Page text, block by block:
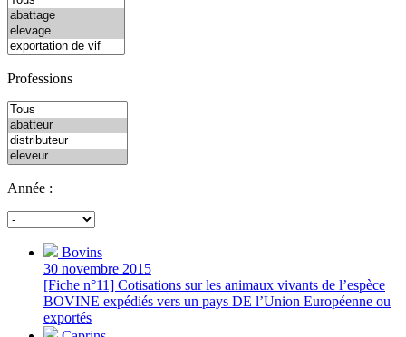
Professions
Année :
Bovins
30 novembre 2015
[Fiche n°11] Cotisations sur les animaux vivants de l’espèce
BOVINE expédiés vers un pays DE l’Union Européenne ou
exportés